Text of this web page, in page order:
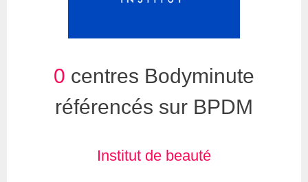
0 centres Bodyminute
référencés sur BPDM
Institut de beauté